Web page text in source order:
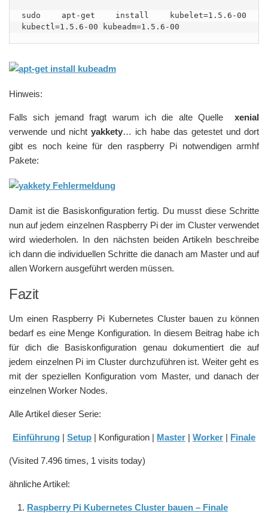
sudo apt-get install kubelet=1.5.6-00
kubectl=1.5.6-00 kubeadm=1.5.6-00
Hinweis:
Falls sich jemand fragt warum ich die alte Quelle xenial
verwende und nichtyakkety… ich habe das getestet und dort
gibt es noch keine für den raspberry Pi notwendigen armhf
Pakete:
Damit ist die Basiskonfiguration fertig. Du musst diese Schritte
nun auf jedem einzelnen Raspberry Pi der im Cluster verwendet
wird wiederholen. In den nächsten beiden Artikeln beschreibe
ich dann die individuellen Schritte die danach am Master und auf
allen Workern ausgeführt werden müssen.
Fazit
Um einen Raspberry Pi Kubernetes Cluster bauen zu können
bedarf es eine Menge Konfiguration. In diesem Beitrag habe ich
für dich die Basiskonfiguration genau dokumentiert die auf
jedem einzelnen Pi im Cluster durchzuführen ist. Weiter geht es
mit der speziellen Konfiguration vom Master, und danach der
einzelnen Worker Nodes.
Alle Artikel dieser Serie:
Einführung | Setup | Konfiguration | Master | Worker | Finale
(Visited 7.496 times, 1 visits today)
ähnliche Artikel:
Raspberry Pi Kubernetes Cluster bauen – Finale